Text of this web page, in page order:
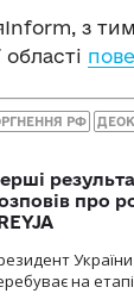
з
області
РФ
про
на етапі